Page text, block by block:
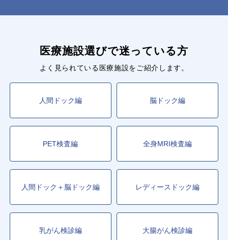
医療施設選びで迷っている方
よく見られている医療施設をご紹介します。
人間ドック編 脳ドック編
PET検査編 全身MRI検査編
人間ドック＋脳ドック編 レディースドック編
乳がん検診編 大腸がん検診編